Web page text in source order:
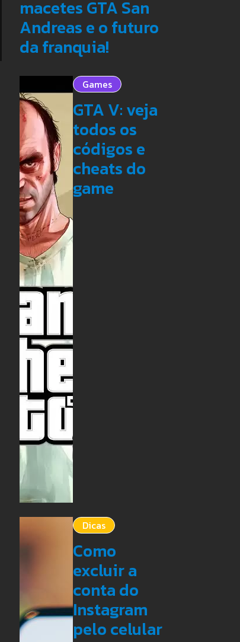
macetes GTA San
Andreas e o futuro
da franquia!
Games
GTA V: veja
todos os
códigos e
cheats do
game
Dicas
Como
excluir a
conta do
Instagram
pelo celular